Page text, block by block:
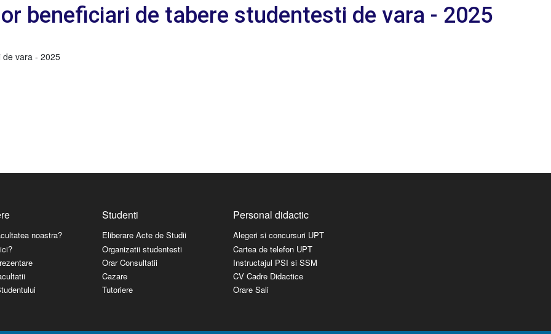
beneficiari de tabere studentesti de vara - 2025
de vara - 2025
noastra?
Studenti
Eliberare Acte de Studii
Organizatii studentesti
Orar Consultatii
Cazare
Tutoriere
Personal didactic
Alegeri si concursuri UPT
Cartea de telefon UPT
Instructajul PSI si SSM
CV Cadre Didactice
Orare Sali